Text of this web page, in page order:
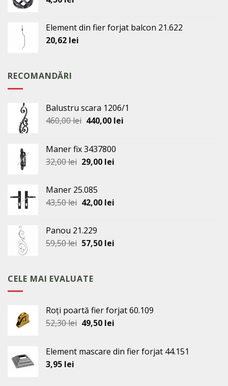
Element din fier forjat balcon 21.622
20,62 lei
RECOMANDĂRI
Balustru scara 1206/1
460,00lei Prețul
fost:
460,00 lei.
440,00 leiPrețul
Maner fix 3437800
32,00lei Prețul
fost:
32,00 lei.
29,00 leiPrețul
Maner 25.085
43,50lei Prețul
fost:
43,50 lei.
42,00 leiPrețul
Panou 21.229
59,50lei Prețul
fost:
59,50 lei.
57,50 leiPrețul
CELE MAI EVALUATE
Roți poartă fier forjat 60.109
52,30lei Prețul
fost:
49,50 leiPrețul
49,50 lei.
Element mascare din fier forjat 44.151
3,95 lei